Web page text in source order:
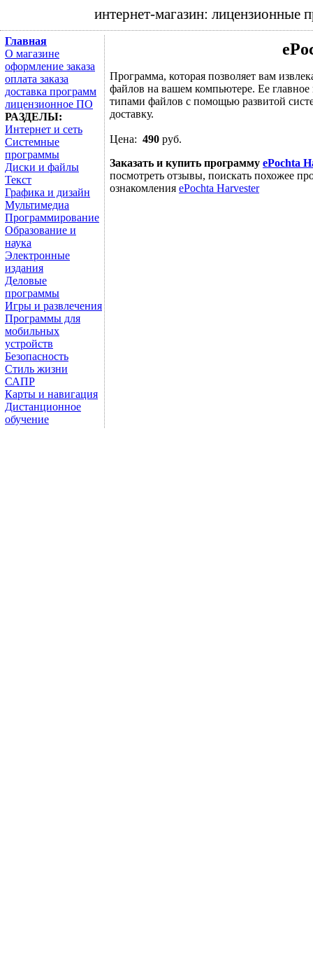
интернет-магазин:
Главная
О магазине
оформление заказа
оплата заказа
доставка программ
лицензионное ПО
РАЗДЕЛЫ:
Интернет и сеть
Системные
программы
Диски и файлы
Текст
Графика и дизайн
Мультимедиа
Программирование
Образование и
наука
Электронные
издания
Деловые
программы
Игры и развлечения
Программы для
мобильных
устройств
Безопасность
Стиль жизни
САПР
Карты и навигация
Дистанционное
обучение
Программа, которая позволяет вам
файлов на вашем компьютере. Ее
типами файлов с помощью развитой
доставку.
Цена: 490 руб.
Заказать и купить программу ePochta
посмотреть отзывы, поискать похожее
ознакомления ePochta Harvester